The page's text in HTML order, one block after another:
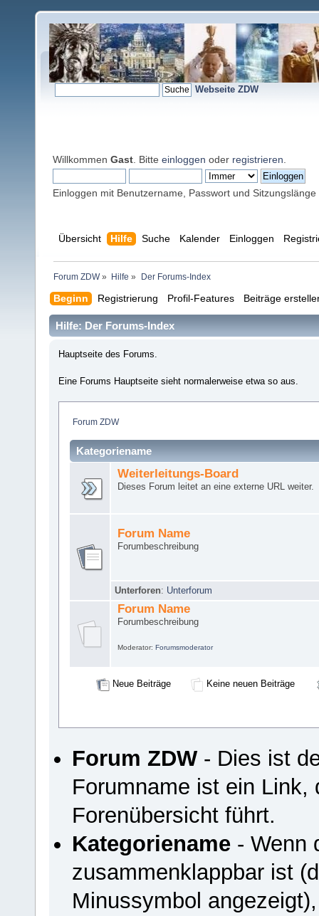
Webseite ZDW
Willkommen Gast . Bitte einloggen oder registrieren
Einloggen mit Benutzername, Passwort und Sitzungslänge
Übersicht Hilfe Suche Kalender Einloggen
Forum ZDW» Hilfe » Der Forums-Index
Beginn Registrierung Profil-Features Beiträge
Hilfe: Der Forums-Index
Hauptseite des Forums.
Eine Forums Hauptseite sieht normalerweise etwa so aus.
Forum ZDW
Kategoriename
Weiterleitungs-Board
Dieses Forum leitet an eine externe URL weiter.
Forum Name
Forumbeschreibung
Unterforen: Unterforum
Forum Name
Forumbeschreibung
Moderator: Forumsmoderator
Neue Beiträge Keine neuen Beiträge
Forum ZDW- Dies ist
Forumname ist ein Link,
Forenübersicht führt.
Kategoriename- Wenn
zusammenklappbar ist
Minussymbol